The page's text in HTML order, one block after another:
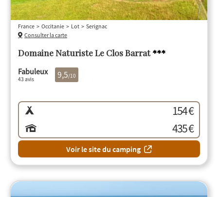
Domaine Naturiste Le Clos Barrat***
France Occitanie Lot
Serignac
Consulter la carte
Fabuleux
43 avis 9,5/10
154 €
435 €
Voir le site du camping